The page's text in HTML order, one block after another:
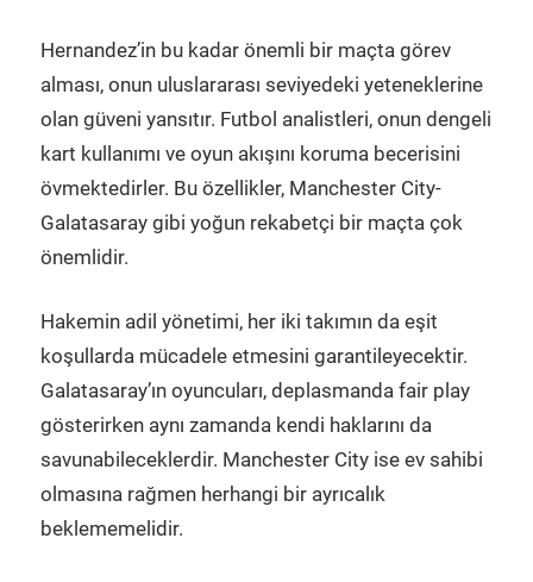
Hernandez’in bu kadar önemli bir maçta görev
alması, onun uluslararası seviyedeki yeteneklerine
olan güveni yansıtır. Futbol analistleri, onun dengeli
kart kullanımı ve oyun akışını koruma becerisini
övmektedirler. Bu özellikler, Manchester City-
Galatasaray gibi yoğun rekabetçi bir maçta çok
önemlidir.
Hakemin adil yönetimi, her iki takımın da eşit
koşullarda mücadele etmesini garantileyecektir.
Galatasaray’ın oyuncuları, deplasmanda fair play
gösterirken aynı zamanda kendi haklarını da
savunabileceklerdir. Manchester City ise ev sahibi
olmasına rağmen herhangi bir ayrıcalık
beklememelidir.